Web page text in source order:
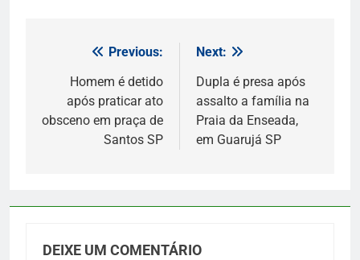
Navegação
Post
Previous:
Homem é detido
após praticar ato
obsceno em praça de
Santos SP
Next:
Dupla é presa após
assalto a família na
Praia da Enseada,
em Guarujá SP
DEIXE UM COMENTÁRIO